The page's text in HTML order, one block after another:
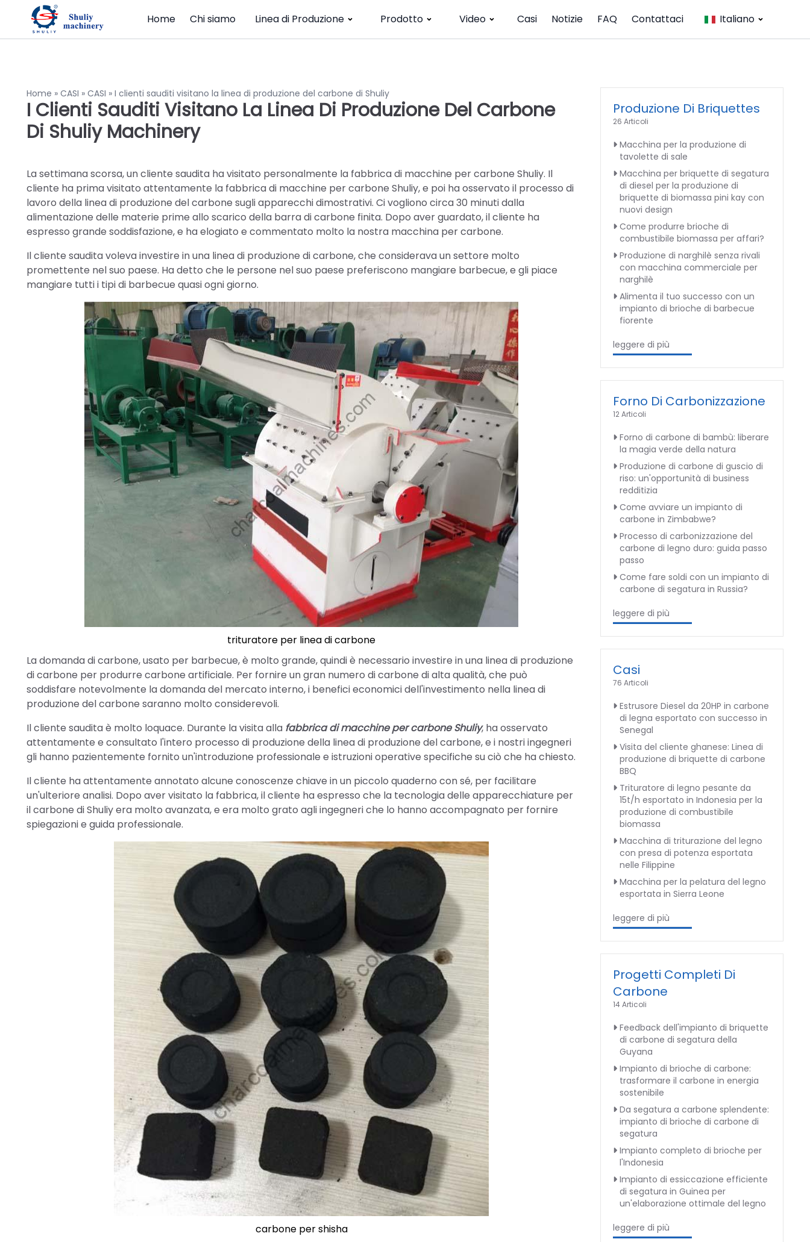
Home Chi siamo Linea di Produzione Prodotto Video Casi Notizie FAQ Contattaci Italiano
Home » CASI » CASI » I clienti sauditi visitano la linea di produzione del carbone di Shuliy
I Clienti Sauditi Visitano La Linea Di Produzione Del Carbone
Di Shuliy Machinery
La settimana scorsa, un cliente saudita ha visitato personalmente la fabbrica di macchine per carbone Shuliy. Il
cliente ha prima visitato attentamente la fabbrica di macchine per carbone Shuliy, e poi ha osservato il processo di
lavoro della linea di produzione del carbone sugli apparecchi dimostrativi. Ci vogliono circa 30 minuti dalla
alimentazione delle materie prime allo scarico della barra di carbone finita. Dopo aver guardato, il cliente ha
espresso grande soddisfazione, e ha elogiato e commentato molto la nostra macchina per carbone.
Il cliente saudita voleva investire in una linea di produzione di carbone, che considerava un settore molto
promettente nel suo paese. Ha detto che le persone nel suo paese preferiscono mangiare barbecue, e gli piace
mangiare tutti i tipi di barbecue quasi ogni giorno.
trituratore per linea di carbone
La domanda di carbone, usato per barbecue, è molto grande, quindi è necessario investire in una linea di produzione
di carbone per produrre carbone artificiale. Per fornire un gran numero di carbone di alta qualità, che può
soddisfare notevolmente la domanda del mercato interno, i benefici economici dell'investimento nella linea di
produzione del carbone saranno molto considerevoli.
Il cliente saudita è molto loquace. Durante la visita alla fabbrica di macchine per carbone Shuliy, ha osservato
attentamente e consultato l'intero processo di produzione della linea di produzione del carbone, e i nostri ingegneri
gli hanno pazientemente fornito un'introduzione professionale e istruzioni operative specifiche su ciò che ha chiesto.
Il cliente ha attentamente annotato alcune conoscenze chiave in un piccolo quaderno con sé, per facilitare
un'ulteriore analisi. Dopo aver visitato la fabbrica, il cliente ha espresso che la tecnologia delle apparecchiature per
il carbone di Shuliy era molto avanzata, e era molto grato agli ingegneri che lo hanno accompagnato per fornire
spiegazioni e guida professionale.
carbone per shisha
Produzione Di Briquettes
26 Articoli
Macchina per la produzione di
tavolette di sale
Macchina per briquette di segatura
di diesel per la produzione di
briquette di biomassa pini kay con
nuovi design
Come produrre brioche di
combustibile biomassa per affari?
Produzione di narghilè senza rivali
con macchina commerciale per
narghilè
Alimenta il tuo successo con un
impianto di brioche di barbecue
fiorente
leggere di più
Forno Di Carbonizzazione
12 Articoli
Forno di carbone di bambù: liberare
la magia verde della natura
Produzione di carbone di guscio di
riso: un'opportunità di business
redditizia
Come avviare un impianto di
carbone in Zimbabwe?
Processo di carbonizzazione del
carbone di legno duro: guida passo
passo
Come fare soldi con un impianto di
carbone di segatura in Russia?
leggere di più
Casi
76 Articoli
Estrusore Diesel da 20HP in carbone
di legna esportato con successo in
Senegal
Visita del cliente ghanese: Linea di
produzione di briquette di carbone
BBQ
Trituratore di legno pesante da
15t/h esportato in Indonesia per la
produzione di combustibile
biomassa
Macchina di triturazione del legno
con presa di potenza esportata
nelle Filippine
Macchina per la pelatura del legno
esportata in Sierra Leone
leggere di più
Progetti Completi Di
Carbone
14 Articoli
Feedback dell'impianto di briquette
di carbone di segatura della
Guyana
Impianto di brioche di carbone:
trasformare il carbone in energia
sostenibile
Da segatura a carbone splendente:
impianto di brioche di carbone di
segatura
Impianto completo di brioche per
l'Indonesia
Impianto di essiccazione efficiente
di segatura in Guinea per
un'elaborazione ottimale del legno
leggere di più